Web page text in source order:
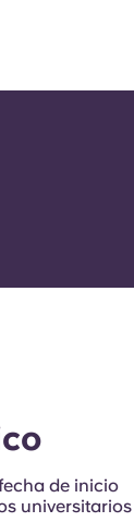
de inicio
universitarios